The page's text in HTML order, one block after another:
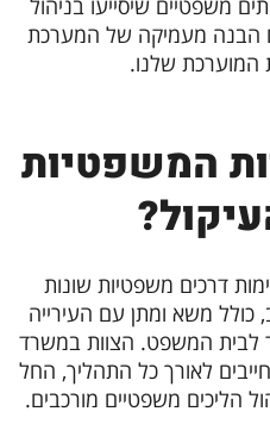
הבנה מעמיקה של המערכת
המוערכת שלנו.
המשפטיות
דרכים משפטיות שונות
משא ומתן עם העירייה
לבית המשפט. הצוות במשרד
לאורך כל התהליך, החל
הליכים משפטיים מורכבים.